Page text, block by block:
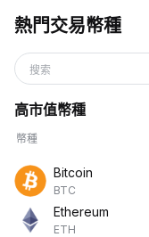
熱門交易幣種
搜索
高市值幣種
幣種
Bitcoin
BTC
Ethereum
ETH